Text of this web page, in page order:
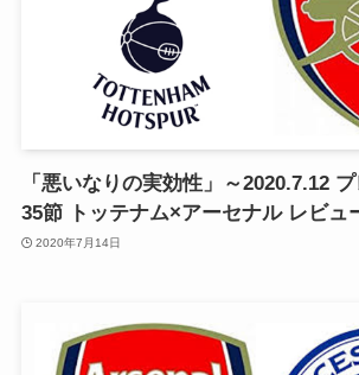
「悪いなりの実効性」～2020.7.12
35節 トッテナム×アーセナル レビュ
2020年7月14日